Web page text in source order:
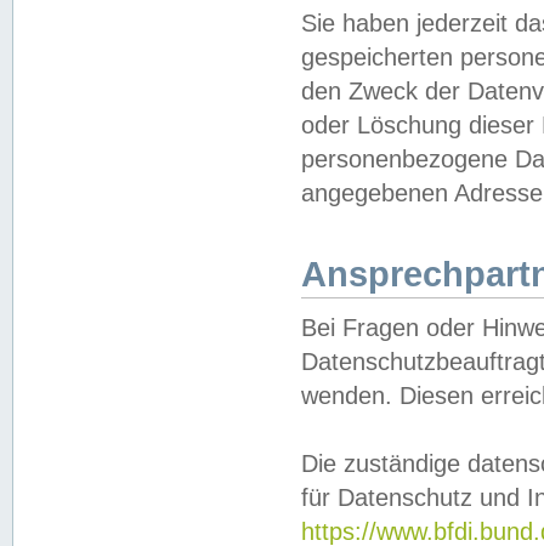
Sie haben jederzeit
gespeicherten
den Zweck der
oder Löschung
personenbezogene
angegebenen
Bei Fragen oder
wenden. Diesen
Die zuständige
für Datenschutz und
https://